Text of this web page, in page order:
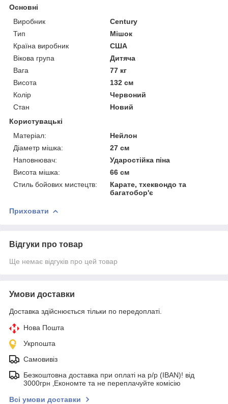
Основні
Виробник
Century
Тип
Мішок
Країна виробник
США
Вікова група
Дитяча
Вага
77 кг
Висота
132 см
Колір
Червоний
Стан
Новий
Користувацькі
Матеріал:
Нейлон
Діаметр мішка:
27 см
Наповнювач:
Ударостійка піна
Висота мішка:
66 см
Стиль бойових мистецтв:
Карате, тхеквондо та
багатобор'є
Приховати
Відгуки про товар
Ще немає відгуків про цей товар
Умови доставки
Доставка здійснюється тільки по передоплаті.
Нова Пошта
Укрпошта
Самовивіз
Безкоштовна доставка при оплаті на р/р (IBAN)! від
3000грн ‚Економте та не переплачуйте комісію
Всі умови доставки